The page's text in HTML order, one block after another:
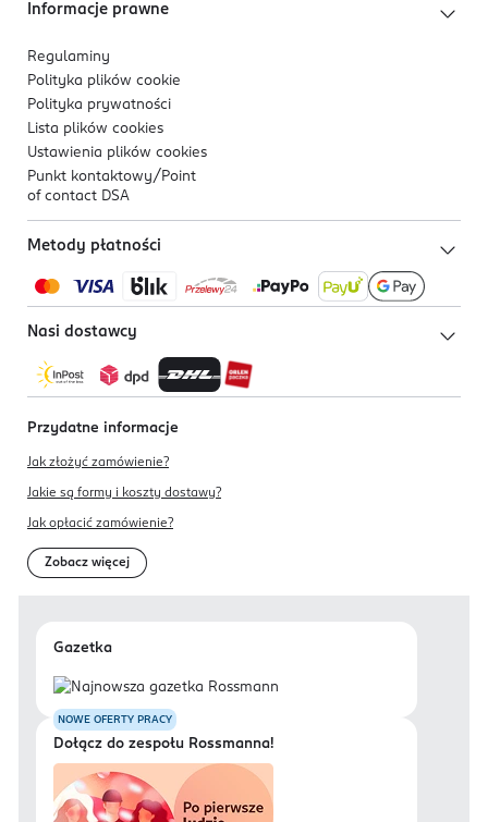
Informacje prawne
Regulaminy
Polityka plików cookie
Polityka prywatności
Lista plików cookies
Ustawienia plików cookies
Punkt kontaktowy/ Point
of contact DSA
Metody płatności
Nasi dostawcy
Przydatne informacje
Jak złożyć zamówienie?
Jakie są formy i koszty dostawy?
Jak opłacić zamówienie?
Zobacz więcej
Gazetka
NOWE OFERTY PRACY
Dołącz do zespołu Rossmanna!